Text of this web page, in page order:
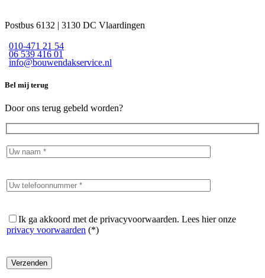
Postbus 6132 | 3130 DC Vlaardingen
010-471 21 54
06 539 416 01
info@bouwendakservice.nl
Bel mij terug
Door ons terug gebeld worden?
Ik ga akkoord met de privacyvoorwaarden. Lees hier onze
privacy voorwaarden (*)